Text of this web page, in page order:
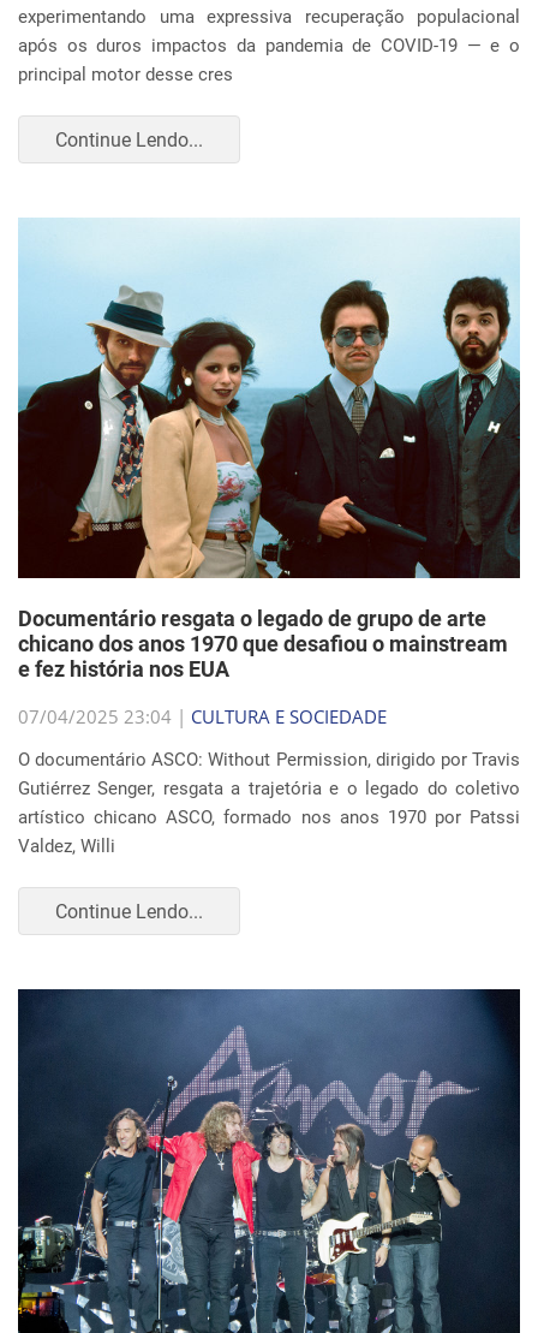
experimentando uma expressiva recuperação populacional
após os duros impactos da pandemia de COVID-19 — e o
principal motor desse cres
Continue Lendo...
Documentário resgata o legado de grupo de arte
chicano dos anos 1970 que desafiou o mainstream
e fez história nos EUA
07/04/2025 23:04 | CULTURA E SOCIEDADE
O documentário ASCO: Without Permission, dirigido por Travis
Gutiérrez Senger, resgata a trajetória e o legado do coletivo
artístico chicano ASCO, formado nos anos 1970 por Patssi
Valdez, Willi
Continue Lendo...